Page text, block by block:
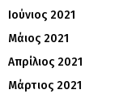
Ιούνιος 2021
Μάιος 2021
Απρίλιος 2021
Μάρτιος 2021